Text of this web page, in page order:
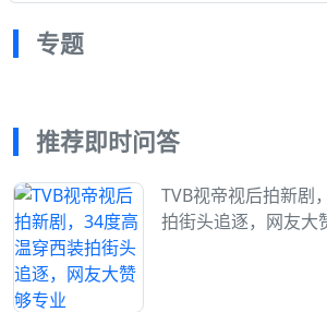
专题
推荐即时问答
TVB视帝视后拍新剧
拍街头追逐，网友大